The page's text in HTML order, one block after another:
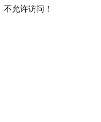
不允许访问！